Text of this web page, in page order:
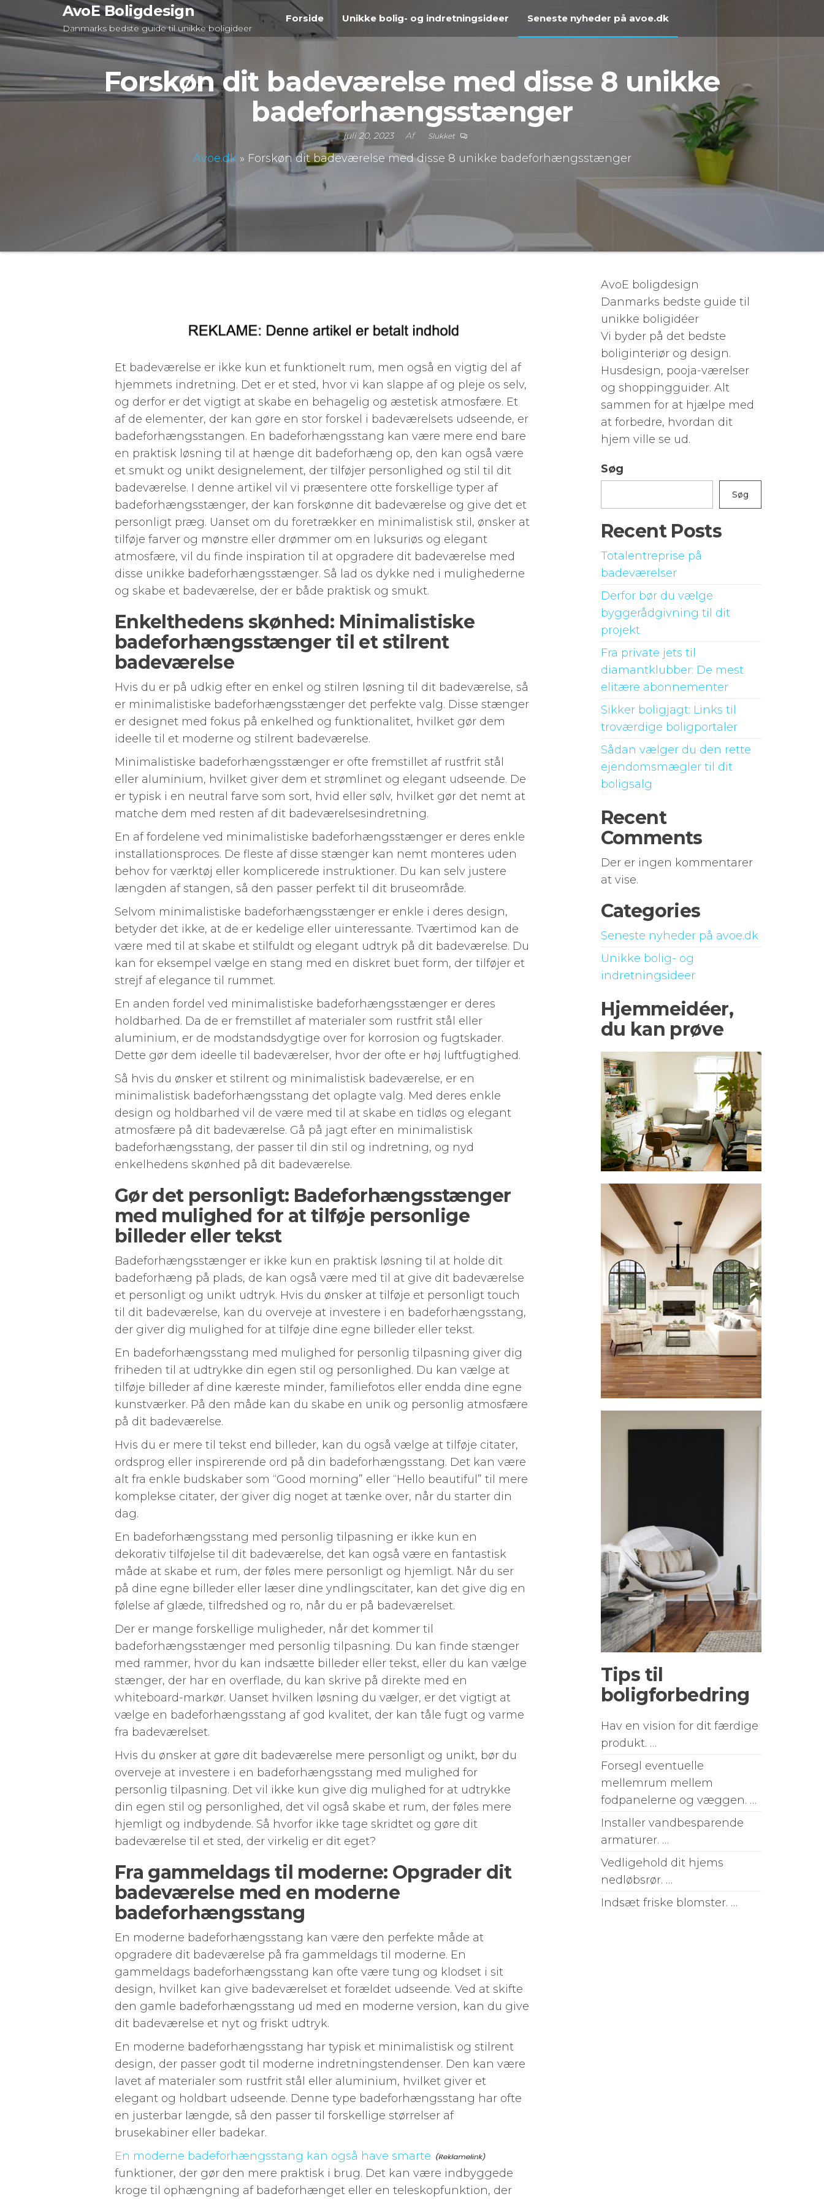
til
indhold
AvoE Boligdesign
Danmarks bedste guide til unikke boligideer
Forside Unikke bolig- og indretningsideer Seneste nyheder på avoe.dk
Forskøn dit badeværelse med disse 8 unikke
badeforhængsstænger
juli 20, 2023 Af Slukket
Avoe.dk» Forskøn dit badeværelse med disse 8 unikke badeforhængsstænger
Et badeværelse er ikke kun et funktionelt rum, men også en vigtig del af
hjemmets indretning. Det er et sted, hvor vi kan slappe af og pleje os selv,
og derfor er det vigtigt at skabe en behagelig og æstetisk atmosfære. Et
af de elementer, der kan gøre en stor forskel i badeværelsets udseende, er
badeforhængsstangen. En badeforhængsstang kan være mere end bare
en praktisk løsning til at hænge dit badeforhæng op, den kan også være
et smukt og unikt designelement, der tilføjer personlighed og stil til dit
badeværelse. I denne artikel vil vi præsentere otte forskellige typer af
badeforhængsstænger, der kan forskønne dit badeværelse og give det et
personligt præg. Uanset om du foretrækker en minimalistisk stil, ønsker at
tilføje farver og mønstre eller drømmer om en luksuriøs og elegant
atmosfære, vil du finde inspiration til at opgradere dit badeværelse med
disse unikke badeforhængsstænger. Så lad os dykke ned i mulighederne
og skabe et badeværelse, der er både praktisk og smukt.
Enkelthedens skønhed: Minimalistiske
badeforhængsstænger til et stilrent
badeværelse
Hvis du er på udkig efter en enkel og stilren løsning til dit badeværelse, så
er minimalistiske badeforhængsstænger det perfekte valg. Disse stænger
er designet med fokus på enkelhed og funktionalitet, hvilket gør dem
ideelle til et moderne og stilrent badeværelse.
Minimalistiske badeforhængsstænger er ofte fremstillet af rustfrit stål
eller aluminium, hvilket giver dem et strømlinet og elegant udseende. De
er typisk i en neutral farve som sort, hvid eller sølv, hvilket gør det nemt at
matche dem med resten af dit badeværelsesindretning.
En af fordelene ved minimalistiske badeforhængsstænger er deres enkle
installationsproces. De fleste af disse stænger kan nemt monteres uden
behov for værktøj eller komplicerede instruktioner. Du kan selv justere
længden af stangen, så den passer perfekt til dit bruseområde.
Selvom minimalistiske badeforhængsstænger er enkle i deres design,
betyder det ikke, at de er kedelige eller uinteressante. Tværtimod kan de
være med til at skabe et stilfuldt og elegant udtryk på dit badeværelse. Du
kan for eksempel vælge en stang med en diskret buet form, der tilføjer et
strejf af elegance til rummet.
En anden fordel ved minimalistiske badeforhængsstænger er deres
holdbarhed. Da de er fremstillet af materialer som rustfrit stål eller
aluminium, er de modstandsdygtige over for korrosion og fugtskader.
Dette gør dem ideelle til badeværelser, hvor der ofte er høj luftfugtighed.
Så hvis du ønsker et stilrent og minimalistisk badeværelse, er en
minimalistisk badeforhængsstang det oplagte valg. Med deres enkle
design og holdbarhed vil de være med til at skabe en tidløs og elegant
atmosfære på dit badeværelse. Gå på jagt efter en minimalistisk
badeforhængsstang, der passer til din stil og indretning, og nyd
enkelhedens skønhed på dit badeværelse.
Gør det personligt: Badeforhængsstænger
med mulighed for at tilføje personlige
billeder eller tekst
Badeforhængsstænger er ikke kun en praktisk løsning til at holde dit
badeforhæng på plads, de kan også være med til at give dit badeværelse
et personligt og unikt udtryk. Hvis du ønsker at tilføje et personligt touch
til dit badeværelse, kan du overveje at investere i en badeforhængsstang,
der giver dig mulighed for at tilføje dine egne billeder eller tekst.
En badeforhængsstang med mulighed for personlig tilpasning giver dig
friheden til at udtrykke din egen stil og personlighed. Du kan vælge at
tilføje billeder af dine kæreste minder, familiefotos eller endda dine egne
kunstværker. På den måde kan du skabe en unik og personlig atmosfære
på dit badeværelse.
Hvis du er mere til tekst end billeder, kan du også vælge at tilføje citater,
ordsprog eller inspirerende ord på din badeforhængsstang. Det kan være
alt fra enkle budskaber som “Good morning” eller “Hello beautiful” til mere
komplekse citater, der giver dig noget at tænke over, når du starter din
dag.
En badeforhængsstang med personlig tilpasning er ikke kun en
dekorativ tilføjelse til dit badeværelse, det kan også være en fantastisk
måde at skabe et rum, der føles mere personligt og hjemligt. Når du ser
på dine egne billeder eller læser dine yndlingscitater, kan det give dig en
følelse af glæde, tilfredshed og ro, når du er på badeværelset.
Der er mange forskellige muligheder, når det kommer til
badeforhængsstænger med personlig tilpasning. Du kan finde stænger
med rammer, hvor du kan indsætte billeder eller tekst, eller du kan vælge
stænger, der har en overflade, du kan skrive på direkte med en
whiteboard-markør. Uanset hvilken løsning du vælger, er det vigtigt at
vælge en badeforhængsstang af god kvalitet, der kan tåle fugt og varme
fra badeværelset.
Hvis du ønsker at gøre dit badeværelse mere personligt og unikt, bør du
overveje at investere i en badeforhængsstang med mulighed for
personlig tilpasning. Det vil ikke kun give dig mulighed for at udtrykke
din egen stil og personlighed, det vil også skabe et rum, der føles mere
hjemligt og indbydende. Så hvorfor ikke tage skridtet og gøre dit
badeværelse til et sted, der virkelig er dit eget?
Fra gammeldags til moderne: Opgrader dit
badeværelse med en moderne
badeforhængsstang
En moderne badeforhængsstang kan være den perfekte måde at
opgradere dit badeværelse på fra gammeldags til moderne. En
gammeldags badeforhængsstang kan ofte være tung og klodset i sit
design, hvilket kan give badeværelset et forældet udseende. Ved at skifte
den gamle badeforhængsstang ud med en moderne version, kan du give
dit badeværelse et nyt og friskt udtryk.
En moderne badeforhængsstang har typisk et minimalistisk og stilrent
design, der passer godt til moderne indretningstendenser. Den kan være
lavet af materialer som rustfrit stål eller aluminium, hvilket giver et
elegant og holdbart udseende. Denne type badeforhængsstang har ofte
en justerbar længde, så den passer til forskellige størrelser af
brusekabiner eller badekar.
En moderne badeforhængsstang kan også have smarte
funktioner, der gør den mere praktisk i brug. Det kan være indbyggede
kroge til ophængning af badeforhænget eller en teleskopfunktion, der
AvoE boligdesign
Danmarks bedste guide til
unikke boligidéer
Vi byder på det bedste
boliginteriør og design.
Husdesign, pooja-værelser
og shoppingguider. Alt
sammen for at hjælpe med
at forbedre, hvordan dit
hjem ville se ud.
Søg
Søg
Recent Posts
Totalentreprise på
badeværelser
Derfor bør du vælge
byggerådgivning til dit
projekt
Fra private jets til
diamantklubber: De mest
elitære abonnementer
Sikker boligjagt: Links til
troværdige boligportaler
Sådan vælger du den rette
ejendomsmægler til dit
boligsalg
Recent
Comments
Der er ingen kommentarer
at vise.
Categories
Seneste nyheder på avoe.dk
Unikke bolig- og
indretningsideer
Hjemmeidéer,
du kan prøve
Tips til
boligforbedring
Hav en vision for dit færdige
produkt. …
Forsegl eventuelle
mellemrum mellem
fodpanelerne og væggen. …
Installer vandbesparende
armaturer. …
Vedligehold dit hjems
nedløbsrør. …
Indsæt friske blomster. …